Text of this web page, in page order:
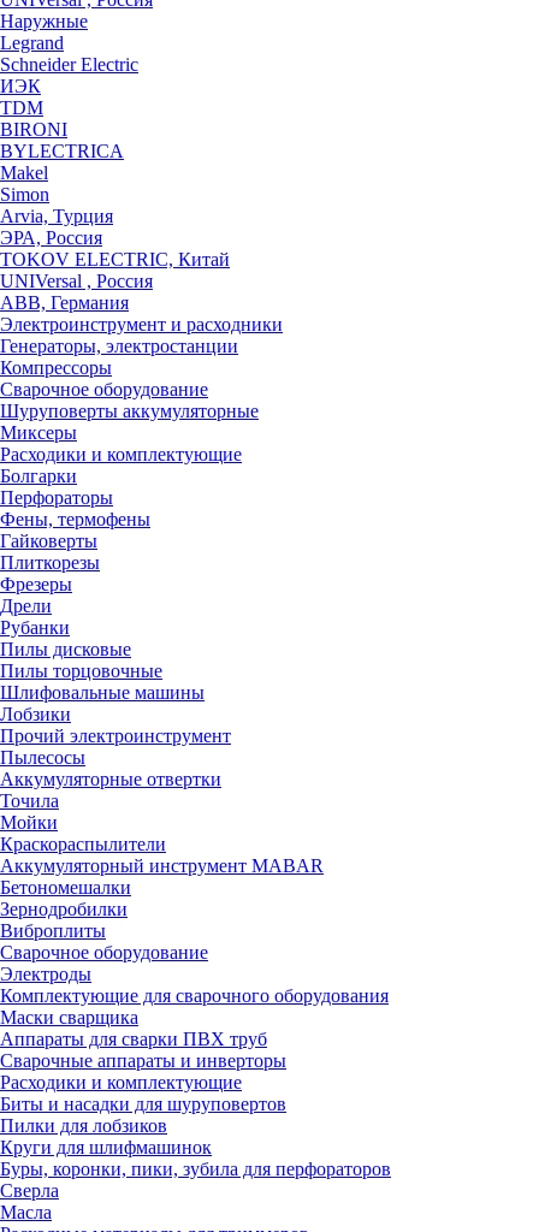
Наружные
Legrand
Schneider Electric
ИЭК
TDM
BIRONI
BYLECTRICA
Makel
Simon
Arvia, Турция
ЭРА, Россия
TOKOV ELECTRIC, Китай
UNIVersal , Россия
ABB, Германия
Электроинструмент и расходники
Генераторы, электростанции
Компрессоры
Сварочное оборудование
Шуруповерты аккумуляторные
Миксеры
Расходики и комплектующие
Болгарки
Перфораторы
Фены, термофены
Гайковерты
Плиткорезы
Фрезеры
Дрели
Рубанки
Пилы дисковые
Пилы торцовочные
Шлифовальные машины
Лобзики
Прочий электроинструмент
Пылесосы
Аккумуляторные отвертки
Точила
Мойки
Краскораспылители
Аккумуляторный инструмент MABAR
Бетономешалки
Зернодробилки
Виброплиты
Сварочное оборудование
Электроды
Комплектующие для сварочного оборудования
Маски сварщика
Аппараты для сварки ПВХ труб
Сварочные аппараты и инверторы
Расходики и комплектующие
Биты и насадки для шуруповертов
Пилки для лобзиков
Круги для шлифмашинок
Буры, коронки, пики, зубила для перфораторов
Сверла
Масла